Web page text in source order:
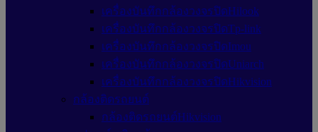
เครื่องบันทึกกล้องวงจรปิดHilook
เครื่องบันทึกกล้องวงจรปิดTp-link
เครื่องบันทึกกล้องวงจรปิดImou
เครื่องบันทึกกล้องวงจรปิดUniarch
เครื่องบันทึกกล้องวงจรปิดHikvision
กล้องติดรถยนต์
กล้องติดรถยนต์Hikvision